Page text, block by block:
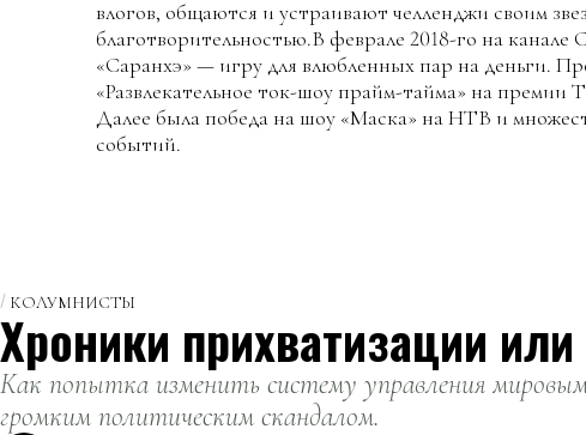
влогов, общаются и устраивают челленджи своим
благотворительностью.В феврале 2018-го на
«Саранхэ» — игру для влюбленных пар на деньги.
«Развлекательное ток-шоу прайм-тайма» на
Далее была победа на шоу «Маска» на НТВ и
событий.
КОЛУМНИСТЫ
Хроники прихватизации
Как попытка изменить систему управления
громким политическим скандалом.